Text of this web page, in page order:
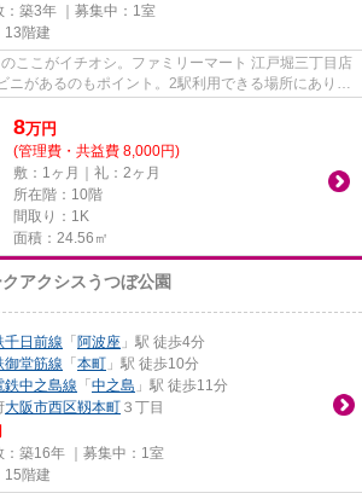
：築3年 ｜募集中： 1室
13階建
のここがイチオシ。ファミリーマート 江戸堀三丁目店
ニがあるのもポイント。2駅利用できる場所にあり、
8万円
(管理費・共益費 8,000円)
敷：1ヶ月｜礼：2ヶ月
所在階：10階
間取り：1K
面積：24.56㎡
アクシスうつぼ公園
千日前線 「 阿波座 」駅 徒歩4分
御堂筋線 「 本町 」駅 徒歩10分
鉄中之島線 「 中之島 」駅 徒歩11分
大阪市西区靱本町 ３丁目
：築16年 ｜募集中： 1室
15階建